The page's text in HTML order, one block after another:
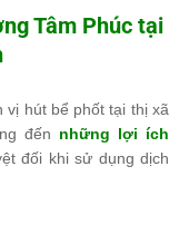
Tâm Phúc tại
hút bể phốt tại thị xã
đến những lợi ích
đối khi sử dụng dịch